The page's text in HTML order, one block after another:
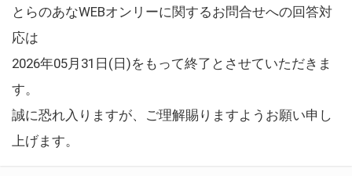
とらのあなWEBオンリーに関するお問合せへの回答対
応は
2026年05月31日(日)をもって終了とさせていただきま
す。
誠に恐れ入りますが、ご理解賜りますようお願い申し
上げます。